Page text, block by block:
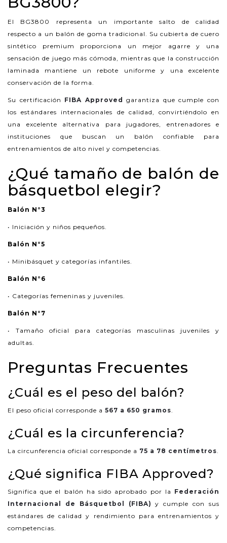
El BG3800 representa un importante salto de calidad
respecto a un balón de goma tradicional. Su cubierta de cuero
sintético premium proporciona un mejor agarre y una
sensación de juego más cómoda, mientras que la construcción
laminada mantiene un rebote uniforme y una excelente
conservación de la forma.
Su certificación FIBA Approved
garantiza que cumple con
los estándares internacionales de calidad, convirtiéndolo en
una excelente alternativa para jugadores, entrenadores e
instituciones que buscan un balón confiable para
entrenamientos de alto nivel y competencias.
¿Qué tamaño de balón de
básquetbol elegir?
Balón N°3
• Iniciación y niños pequeños.
Balón N°5
• Minibásquet y categorías infantiles.
Balón N°6
• Categorías femeninas y juveniles.
Balón N°7
• Tamaño oficial para categorías masculinas juveniles y
adultas.
Preguntas Frecuentes
¿Cuál es el peso del balón?
El peso oficial corresponde a 567 a 650 gramos.
¿Cuál es la circunferencia?
La circunferencia oficial corresponde a 75 a 78 centímetros.
¿Qué significa FIBA Approved?
Significa que el balón ha sido aprobado por la Federación
Internacional de Básquetbol (FIBA) y cumple con sus
estándares de calidad y rendimiento para entrenamientos y
competencias.